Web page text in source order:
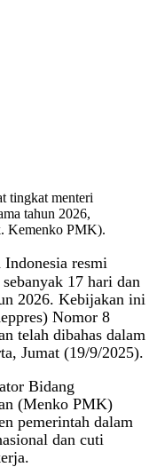
tingkat menteri
tahun 2026,
Kemenko PMK).
resmi
17 hari dan
2026. Kebijakan ini
Nomor 8
telah dibahas dalam
Jumat (19/9/2025).
Bidang
(Menko PMK)
pemerintah dalam
dan cuti